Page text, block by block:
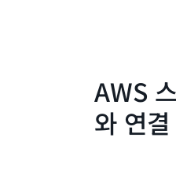
AWS
와 연결